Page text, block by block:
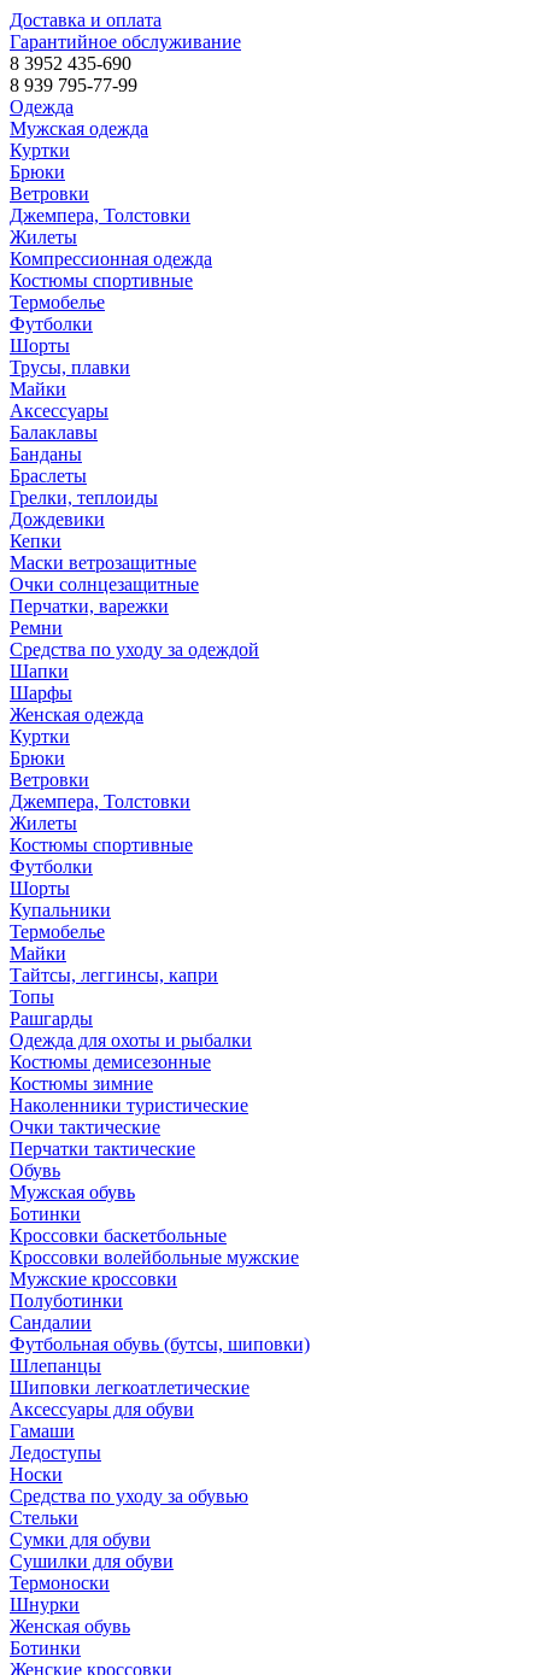
Доставка и оплата
Гарантийное обслуживание
8 3952 435-690
8 939 795-77-99
Одежда
Мужская одежда
Куртки
Брюки
Ветровки
Джемпера, Толстовки
Жилеты
Компрессионная одежда
Костюмы спортивные
Термобелье
Футболки
Шорты
Трусы, плавки
Майки
Аксессуары
Балаклавы
Банданы
Браслеты
Грелки, теплоиды
Дождевики
Кепки
Маски ветрозащитные
Очки солнцезащитные
Перчатки, варежки
Ремни
Средства по уходу за одеждой
Шапки
Шарфы
Женская одежда
Куртки
Брюки
Ветровки
Джемпера, Толстовки
Жилеты
Костюмы спортивные
Футболки
Шорты
Купальники
Термобелье
Майки
Тайтсы, леггинсы, капри
Топы
Рашгарды
Одежда для охоты и рыбалки
Костюмы демисезонные
Костюмы зимние
Наколенники туристические
Очки тактические
Перчатки тактические
Обувь
Мужская обувь
Ботинки
Кроссовки баскетбольные
Кроссовки волейбольные мужские
Мужские кроссовки
Полуботинки
Сандалии
Футбольная обувь (бутсы, шиповки)
Шлепанцы
Шиповки легкоатлетические
Аксессуары для обуви
Гамаши
Ледоступы
Носки
Средства по уходу за обувью
Стельки
Сумки для обуви
Сушилки для обуви
Термоноски
Шнурки
Женская обувь
Ботинки
Женские кроссовки